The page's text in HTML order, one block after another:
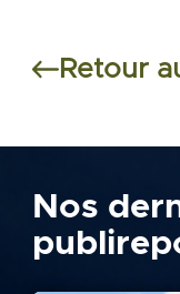
Retour
Nos